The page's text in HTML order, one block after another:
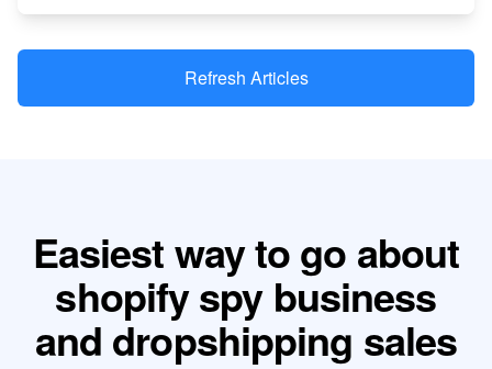
Refresh Articles
Easiest way to go about
shopify spy business
and dropshipping sales